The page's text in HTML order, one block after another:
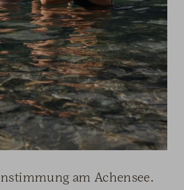
am Achensee.